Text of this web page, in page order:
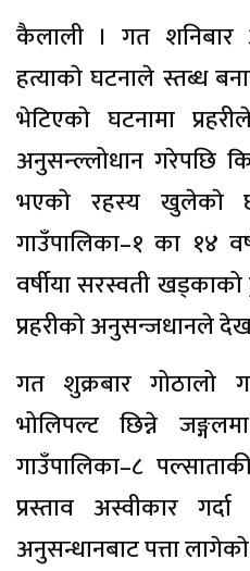
कैलाली । गत शनिबार
हत्याकाे घटनाले स्तब्ध
भेटिएकाे घटनामा
अनुसन्ल्लोधान गरेपछि
भएकाे रहस्य खुलेकाे
गाउँपालिका–१ का १४
वर्षीया सरस्वती खड्काको
प्रहरीकाे अनुसन्जधानले
गत शुक्रबार गोठालो
भोलिपल्ट छिन्ने
गाउँपालिका–८
प्रस्ताव अस्वीकार
अनुसन्धानबाट पत्ता लागेकाे